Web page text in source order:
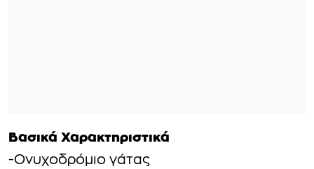
Βασικά Χαρακτηριστικά
-Ονυχοδρόμιο γάτας